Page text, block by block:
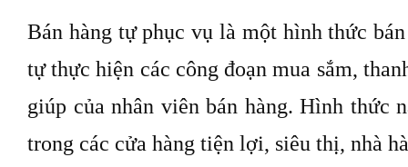
Bán hàng tự phục vụ là một hình thức
tự thực hiện các công đoạn mua sắm,
giúp của nhân viên bán hàng. Hình thức
trong các cửa hàng tiện lợi, siêu thị, nhà